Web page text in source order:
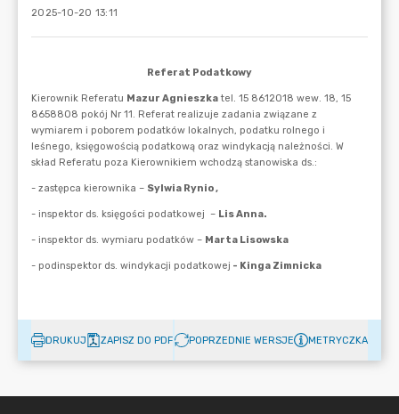
2025-10-20 13:11
DRUKUJ ZAPISZ DO PDF POPRZEDNIE WERSJE METRYCZKA